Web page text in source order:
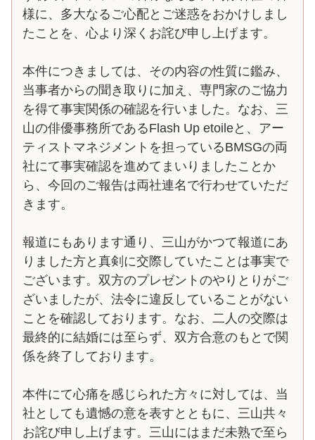
様に、多大なるご心配とご迷惑をおかけしまし
たことを、心より深くお詫び申し上げます。
本件につきましては、その内容の性質に鑑み、
当事者からの聞き取りに加え、専門家のご協力
を得て事実関係の確認を行いました。なお、三
山の俳優事務所であるFlash Up etoileと、アー
ティストマネジメントを担っているBMSGの両
社にて事実確認を進めてまいりましたことか
ら、今回のご報告は両社連名で行わせていただ
きます。
報道にもあります通り、三山がかつて報道にあ
りました方と真剣に交際していたことは事実で
ございます。双方のプレゼントのやりとりがご
ざいましたが、法令に違反していることがない
ことを確認しております。なお、二人の交際は
最終的に結婚には至らず、双方合意のもとで関
係を終了しております。
本件にて心痛を感じられた方々に対しては、当
社としても遺憾の意を表すとともに、三山共々
お詫び申し上げます。三山にはまだ未熟で至ら